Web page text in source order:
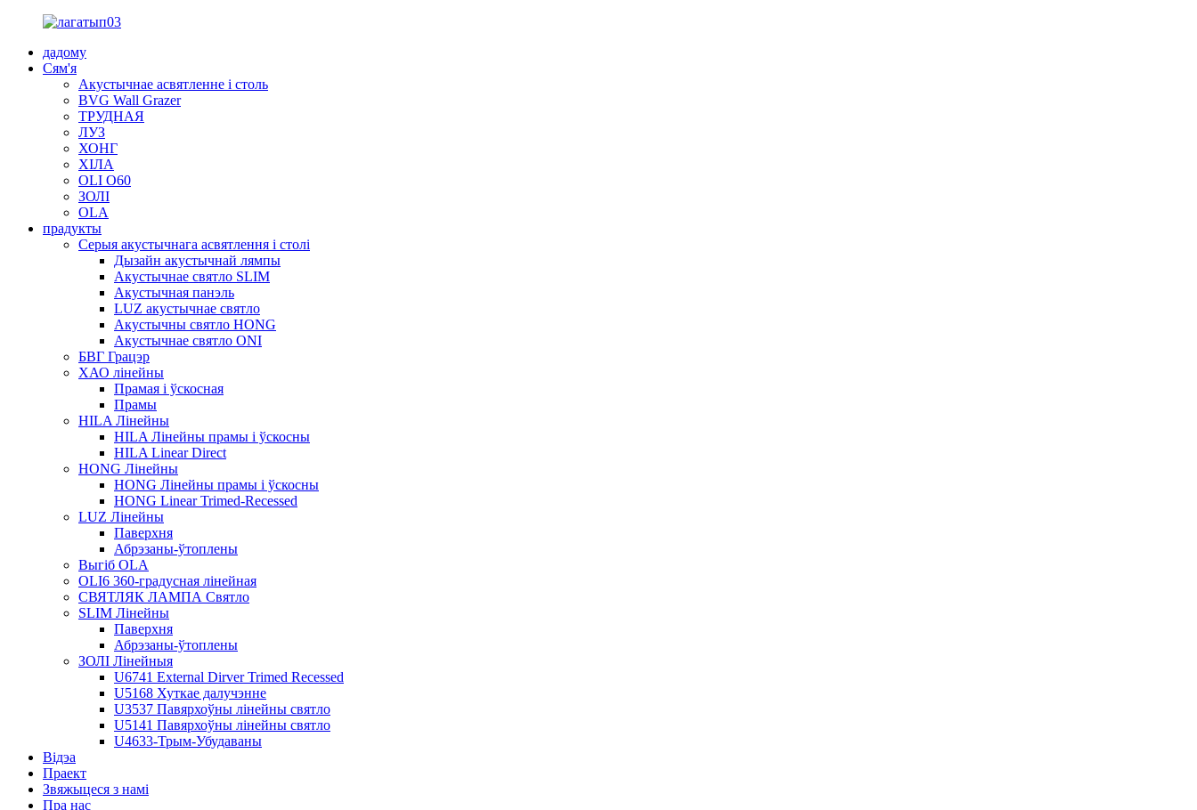
дадому
Сям'я
Акустычнае асвятленне і столь
BVG Wall Grazer
ТРУДНАЯ
ЛУЗ
ХОНГ
ХІЛА
OLI O60
ЗОЛІ
OLA
прадукты
Серыя акустычнага асвятлення і столі
Дызайн акустычнай лямпы
Акустычнае святло SLIM
Акустычная панэль
LUZ акустычнае святло
Акустычны святло HONG
Акустычнае святло ONI
БВГ Грацэр
ХАО лінейны
Прамая і ўскосная
Прамы
HILA Лінейны
HILA Лінейны прамы і ўскосны
HILA Linear Direct
HONG Лінейны
HONG Лінейны прамы і ўскосны
HONG Linear Trimed-Recessed
LUZ Лінейны
Паверхня
Абрэзаны-ўтоплены
Выгіб OLA
OLI6 360-градусная лінейная
СВЯТЛЯК ЛАМПА Святло
SLIM Лінейны
Паверхня
Абрэзаны-ўтоплены
ЗОЛІ Лінейныя
U6741 External Dirver Trimed Recessed
U5168 Хуткае далучэнне
U3537 Павярхоўны лінейны святло
U5141 Павярхоўны лінейны святло
U4633-Трым-Убудаваны
Відэа
Праект
Звяжыцеся з намі
Пра нас